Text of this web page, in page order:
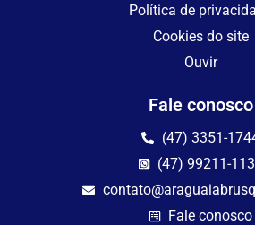
Política de
Cookies do site
Ouvir
Fale conosco
(47) 3351-
(47) 99211-
Fale conosco